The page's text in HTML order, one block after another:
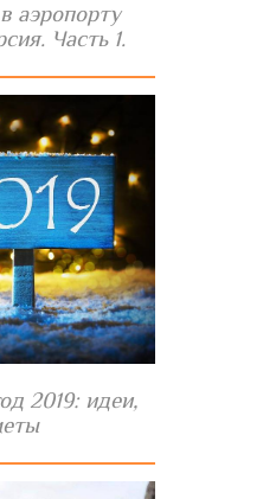
аэропорту
Часть 1.
2019: идеи,